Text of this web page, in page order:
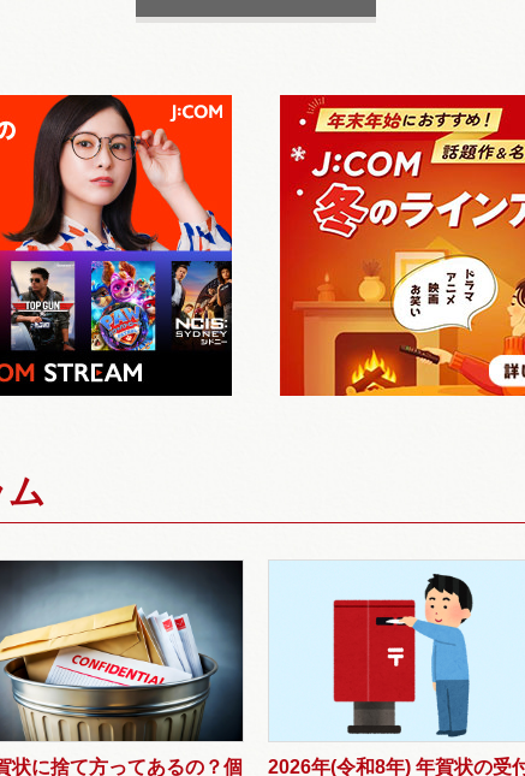
状に捨て方ってあるの？個
2026年(令和8年) 年賀状の受